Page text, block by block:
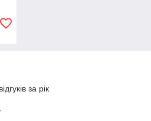
за рік